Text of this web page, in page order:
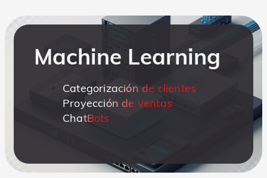
Machine Learning
Categorización de clientes
Proyección de ventas
ChatBots